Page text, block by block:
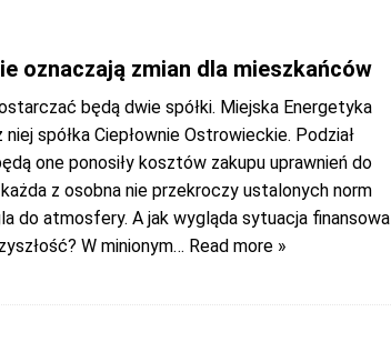
oznaczają zmian dla mieszkańców
będą dwie spółki. Miejska Energetyka
spółka Ciepłownie Ostrowieckie. Podział
one ponosiły kosztów zakupu uprawnień do
z osobna nie przekroczy ustalonych norm
do atmosfery. A jak wygląda sytuacja finansowa
W minionym… Read more »